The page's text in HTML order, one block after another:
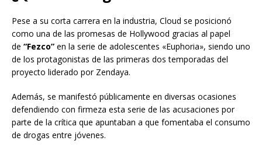
Pese a su corta carrera en la industria, Cloud se posicionó
como una de las promesas de Hollywood gracias al papel
de “Fezco” en la serie de adolescentes «Euphoria», siendo uno
de los protagonistas de las primeras dos temporadas del
proyecto liderado por Zendaya.
Además, se manifestó públicamente en diversas ocasiones
defendiendo con firmeza esta serie de las acusaciones por
parte de la crítica que apuntaban a que fomentaba el consumo
de drogas entre jóvenes.